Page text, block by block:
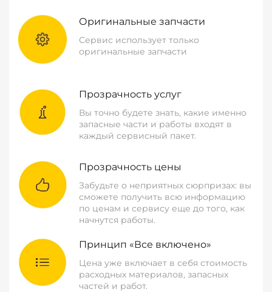
Оригинальные запчасти
Сервис использует только
оригинальные запчасти
Прозрачность услуг
Вы точно будете знать, какие именно
запасные части и работы входят в
каждый сервисный пакет.
Прозрачность цены
Забудьте о неприятных сюрпризах: вы
сможете получить всю информацию
по ценам и сервису еще до того, как
начнутся работы.
Принцип «Все включено»
Цена уже включает в себя стоимость
расходных материалов, запасных
частей и работ.